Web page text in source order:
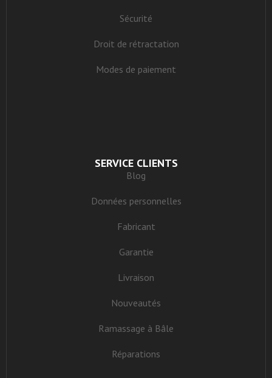
Sécurité
Droit de rétractation
Modes de paiement
SERVICE CLIENTS
Blog
Données personnelles
Fabricant
Garantie
Livraison
Nouveautés
Ramassage à Bâle
Réparations